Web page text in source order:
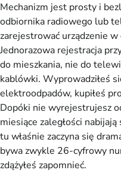
Mechanizm jest prosty i
odbiornika radiowego lub
zarejestrować urządzenie
Jednorazowa rejestracja
do mieszkania, nie do
kablówki. Wyprowadziłeś
elektroodpadów, kupiłeś
Dopóki nie wyrejestrujesz
miesiące zaległości
tu właśnie zaczyna się
bywa zwykle 26-cyfrowy
zdążyłeś zapomnieć.